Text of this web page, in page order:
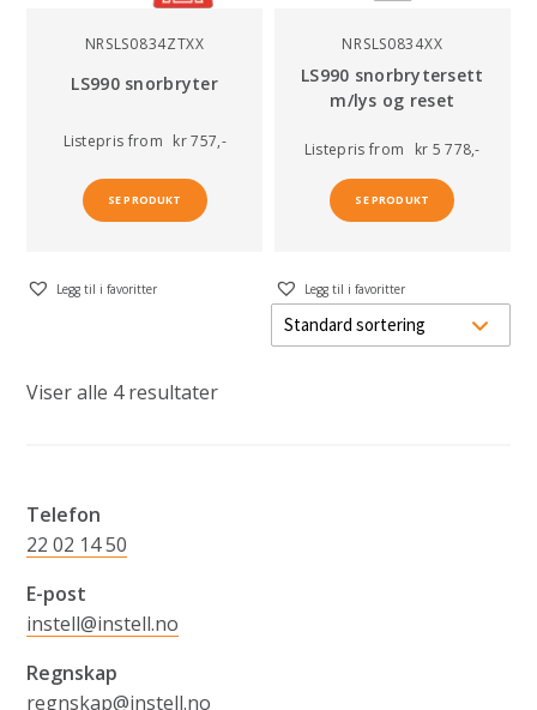
NRSLS0834ZTXX
LS990 snorbryter
Listepris from kr 757,-
SE PRODUKT
Legg til i favoritter
NRSLS0834XX
LS990 snorbrytersett
m/lys og reset
Listepris from kr 5 778,-
SE PRODUKT
Legg til i favoritter
Viser alle 4 resultater
Telefon
22 02 14 50
E-post
instell@instell.no
Regnskap
regnskap@instell.no